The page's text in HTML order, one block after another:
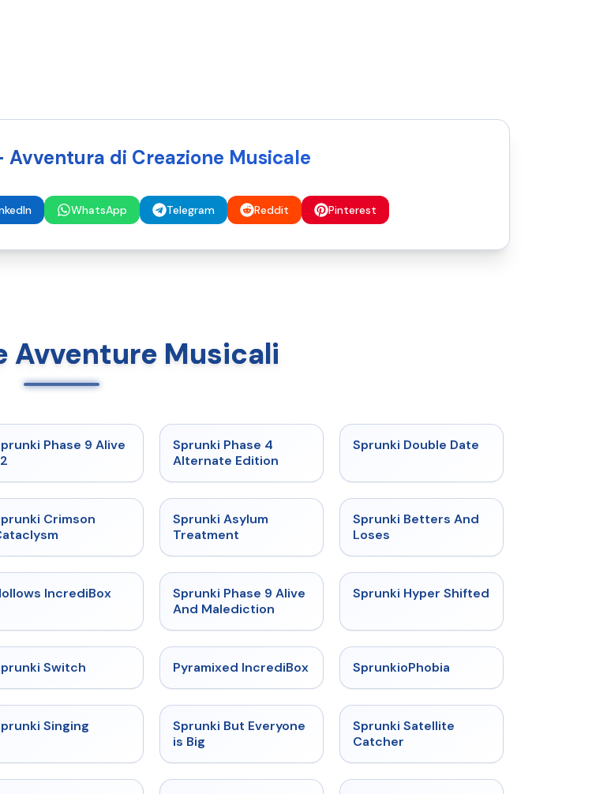
di Creazione Musicale
WhatsApp Telegram Reddit Pinterest
Avventure Musicali
★ 4.6
Phase 9 Alive
Sprunki Phase 4
Alternate Edition
★ 4.5
Sprunki Double Date
Crimson
Sprunki Asylum
Treatment
★ 4.6
Sprunki Betters And
Loses
★ 4.3
IncrediBox ★ 4.4
Sprunki Phase 9 Alive
And Malediction
★ 4.5
Sprunki Hyper Shifted
Switch ★ 4.6
Pyramixed IncrediBox SprunkioPhobia
Singing ★ 4.5
Sprunki But Everyone
is Big
Sprunki Satellite
Catcher